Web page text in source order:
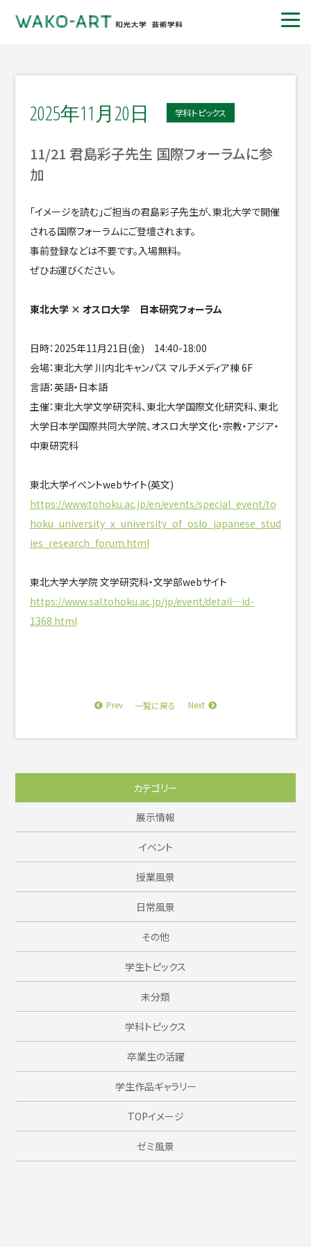
2025年11月20日 学科トピックス
11/21 君島彩子先生 国際フォーラムに参
加
「イメージを読む」ご担当の君島彩子先生が、東北大学で開催
される国際フォーラムにご登壇されます。
事前登録などは不要です。入場無料。
ぜひお運びください。
東北大学 × オスロ大学 日本研究フォーラム
日時：2025年11月21日(金) 14:40-18:00
会場：東北大学 川内北キャンパス マルチメディア棟 6F
言語：英語・日本語
主催：東北大学文学研究科、東北大学国際文化研究科、東北
大学日本学国際共同大学院、オスロ大学文化・宗教・アジア・
中東研究科
東北大学イベントwebサイト(英文)
https://www.tohoku.ac.jp/en/events/special_event/to
hoku_university_x_university_of_oslo_japanese_stud
ies_research_forum.html
東北大学大学院 文学研究科・文学部webサイト
https://www.sal.tohoku.ac.jp/jp/event/detail—id-
1368.html
Prev 一覧に戻る Next
カテゴリー
展示情報
イベント
授業風景
日常風景
その他
学生トピックス
未分類
学科トピックス
卒業生の活躍
学生作品ギャラリー
TOPイメージ
ゼミ風景